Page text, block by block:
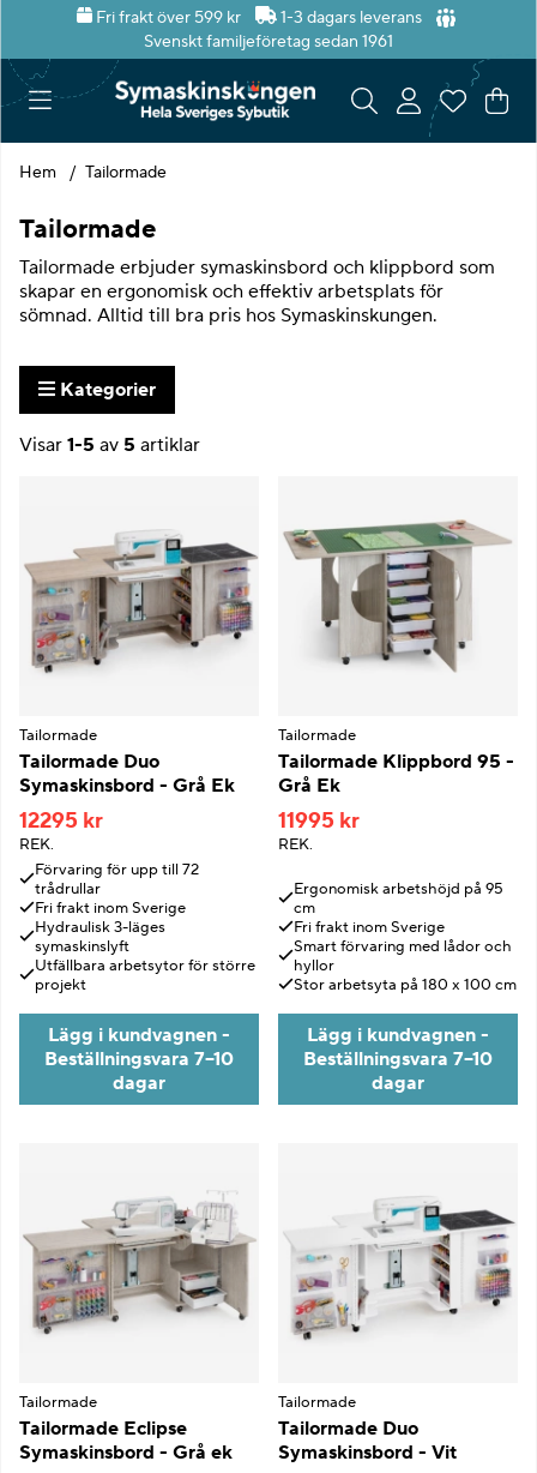
Fri frakt över 599 kr
1-3 dagars leverans
Svenskt familjeföretag sedan 1961
.
Hem Tailormade
Tailormade
Tailormade erbjuder symaskinsbord och klippbord som
skapar en ergonomisk och effektiv arbetsplats för
sömnad. Alltid till bra pris hos Symaskinskungen.
Kategorier
Visar 1-5 av 5 artiklar
Tailormade
Tailormade Duo
Symaskinsbord - Grå Ek
12295 kr
REK.
Förvaring för upp till 72
trådrullar
Fri frakt inom Sverige
Hydraulisk 3-läges
symaskinslyft
Utfällbara arbetsytor för större
projekt
Lägg i kundvagnen -
Beställningsvara 7–10
dagar
Tailormade
Tailormade Klippbord 95 -
Grå Ek
11995 kr
REK.
Ergonomisk arbetshöjd på 95
cm
Fri frakt inom Sverige
Smart förvaring med lådor och
hyllor
Stor arbetsyta på 180 x 100 cm
Lägg i kundvagnen -
Beställningsvara 7–10
dagar
Tailormade
Tailormade Eclipse
Symaskinsbord - Grå ek
Tailormade
Tailormade Duo
Symaskinsbord - Vit